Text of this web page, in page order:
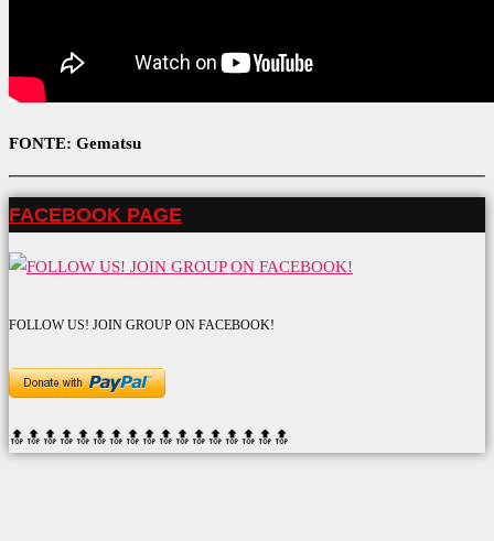
FONTE: Gematsu
FACEBOOK PAGE
FOLLOW US! JOIN GROUP ON FACEBOOK!
🔝🔝🔝🔝🔝🔝 🔝🔝🔝🔝🔝🔝 🔝🔝🔝🔝🔝